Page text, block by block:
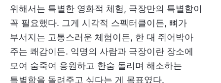
위해서는 특별한 영화적 체험, 극장만의 특별함이
꼭 필요했다. 그게 시각적 스펙터클이든, 뼈가
부서지는 고통스러운 체험이든, 한 대 쥐어박아
주는 쾌감이든. 익명의 사람과 극장이란 장소에
모여 숨죽여 응원하고 한숨 돌리며 해소하는
특별함을 돌려주고 싶다는 게 목표였다.